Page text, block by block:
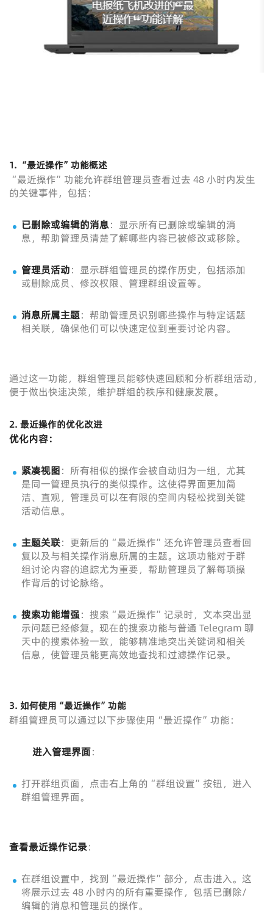
1. “最近操作”功能概述
“最近操作”功能允许群组管理员查看过去 48 小时内发生
的关键事件，包括：
已删除或编辑的消息：显示所有已删除或编辑的消
息，帮助管理员清楚了解哪些内容已被修改或移除。
管理员活动：显示群组管理员的操作历史，包括添加
或删除成员、修改权限、管理群组设置等。
消息所属主题：帮助管理员识别哪些操作与特定话题
相关联，确保他们可以快速定位到重要讨论内容。
通过这一功能，群组管理员能够快速回顾和分析群组活动，
便于做出快速决策，维护群组的秩序和健康发展。
2. 最近操作的优化改进
优化内容：
紧凑视图：所有相似的操作会被自动归为一组，尤其
是同一管理员执行的类似操作。这使得界面更加简
洁、直观，管理员可以在有限的空间内轻松找到关键
活动信息。
主题关联：更新后的“最近操作”还允许管理员查看回
复以及与相关操作消息所属的主题。这项功能对于群
组讨论内容的追踪尤为重要，帮助管理员了解每项操
作背后的讨论脉络。
搜索功能增强：搜索“最近操作”记录时，文本突出显
示问题已经修复。现在的搜索功能与普通 Telegram 聊
天中的搜索体验一致，能够精准地突出关键词和相关
信息，使管理员能更高效地查找和过滤操作记录。
3. 如何使用“最近操作”功能
群组管理员可以通过以下步骤使用“最近操作”功能：
进入管理界面：
打开群组页面，点击右上角的“群组设置”按钮，进入
群组管理界面。
查看最近操作记录：
在群组设置中，找到“最近操作”部分，点击进入。这
将展示过去 48 小时内的所有重要操作，包括已删除/
编辑的消息和管理员的操作。